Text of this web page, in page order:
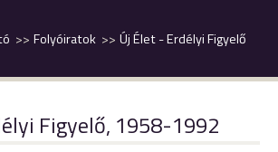
Új Élet - Erdélyi Figyelő
Folyóiratok
Figyelő, 1958-1992